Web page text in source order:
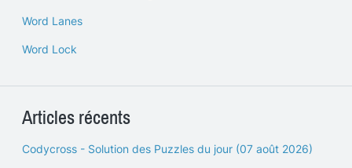
Word Lanes
Word Lock
Articles récents
Codycross - Solution des Puzzles du jour (07 août 2026)